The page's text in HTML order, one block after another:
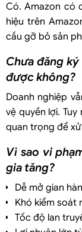
Có. Amazon có
hiệu trên
cầu gỡ bỏ sản
Chưa đăng
được không?
Doanh nghiệp
vệ quyền lợi.
quan trọng để xử
Vì sao vi
gia tăng?
Dễ mở gian
Khó kiểm soát
Tốc độ lan